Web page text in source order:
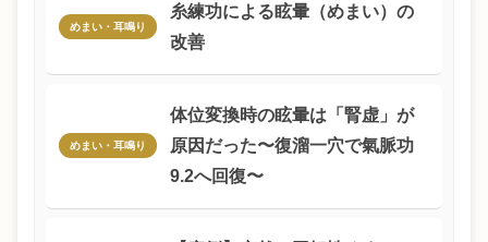
めまい・耳鳴り
糸練功による眩暈（めまい）の
改善
めまい・耳鳴り
体位変換時の眩暈は「腎虚」が
原因だった〜復溜一穴で氣脈功
9.2へ回復〜